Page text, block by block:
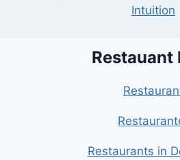
Intuition
Restauant
Restaurants in